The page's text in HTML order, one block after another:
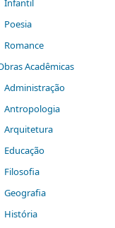
Infantil
Poesia
Romance
Acadêmicas
Administração
Antropologia
Arquitetura
Educação
Filosofia
Geografia
História